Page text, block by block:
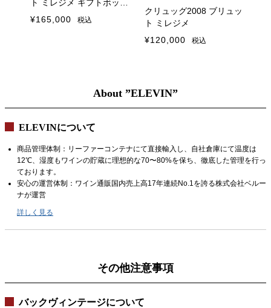
ト ミレジメ
クリュッグ2006 ブリュッ
ト ミレジメ
¥91,300 税込
About ”ELEVIN”
ELEVINについて
商品管理体制：リーファーコンテナにて直接輸入し、自社倉庫にて温度は
12℃、湿度もワインの貯蔵に理想的な70〜80%を保ち、徹底した管理を行っ
ております。
安心の運営体制：ワイン通販国内売上高17年連続No.1を誇る株式会社ベルー
ナが運営
詳しく見る
その他注意事項
バックヴィンテージについて